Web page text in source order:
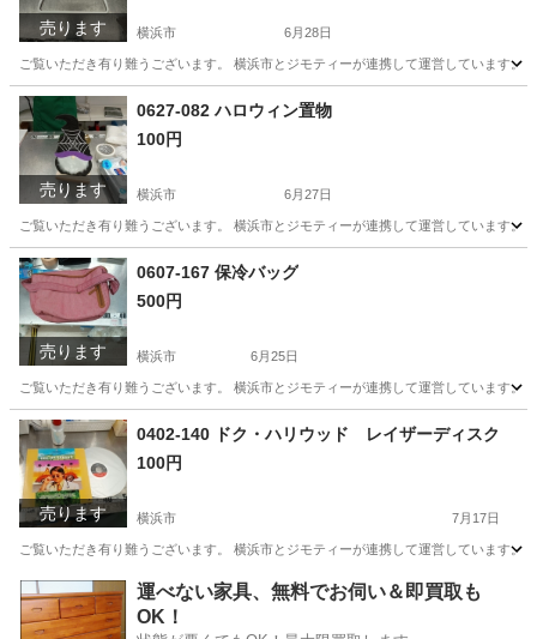
売ります 横浜市 6月28日
ご覧いただき有り難うございます。 横浜市とジモティーが連携して運営していま
神奈川 横浜市 リユース
売ります
0627-082 ハロウィン置物
100円
横浜市 6月27日
ご覧いただき有り難うございます。 横浜市とジモティーが連携して運営していま
神奈川 横浜市 インテリア雑貨/小物
売ります
0607-167 保冷バッグ
500円
横浜市 6月25日
ご覧いただき有り難うございます。 横浜市とジモティーが連携して運営していま
神奈川 横浜市 リユース
売ります
0402-140 ドク・ハリウッド レイザーディスク
100円
横浜市 7月17日
ご覧いただき有り難うございます。 横浜市とジモティーが連携して運営していま
神奈川 横浜市 スポーツ リユース
運べない家具、無料でお伺い＆即買取も
OK！